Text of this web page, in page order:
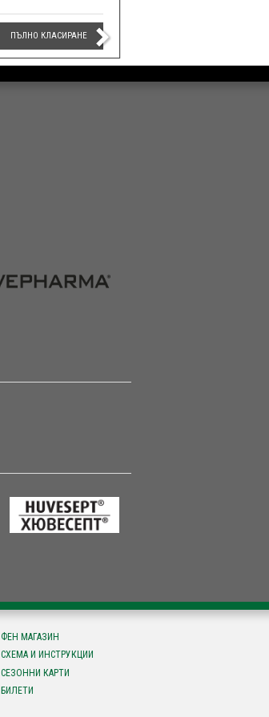
ПЪЛНО КЛАСИРАНЕ
ФЕН МАГАЗИН
СХЕМА И ИНСТРУКЦИИ
СЕЗОННИ КАРТИ
БИЛЕТИ